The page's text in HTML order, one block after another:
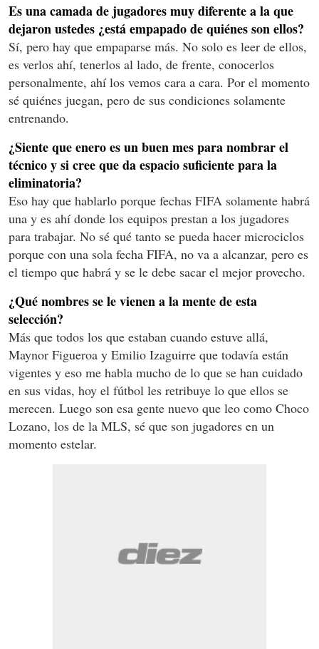
Es una camada de jugadores muy diferente a la que
dejaron ustedes ¿está empapado de quiénes son ellos?
Sí, pero hay que empaparse más. No solo es leer de ellos,
es verlos ahí, tenerlos al lado, de frente, conocerlos
personalmente, ahí los vemos cara a cara. Por el momento
sé quiénes juegan, pero de sus condiciones solamente
entrenando.
¿Siente que enero es un buen mes para nombrar el
técnico y si cree que da espacio suficiente para la
eliminatoria?
Eso hay que hablarlo porque fechas FIFA solamente habrá
una y es ahí donde los equipos prestan a los jugadores
para trabajar. No sé qué tanto se pueda hacer microciclos
porque con una sola fecha FIFA, no va a alcanzar, pero es
el tiempo que habrá y se le debe sacar el mejor provecho.
¿Qué nombres se le vienen a la mente de esta
selección?
Más que todos los que estaban cuando estuve allá,
Maynor Figueroa y Emilio Izaguirre que todavía están
vigentes y eso me habla mucho de lo que se han cuidado
en sus vidas, hoy el fútbol les retribuye lo que ellos se
merecen. Luego son esa gente nuevo que leo como Choco
Lozano, los de la MLS, sé que son jugadores en un
momento estelar.